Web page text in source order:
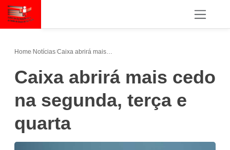
Home/Notícias/
Caixa abrirá mais cedo
na segunda, terça e
quarta